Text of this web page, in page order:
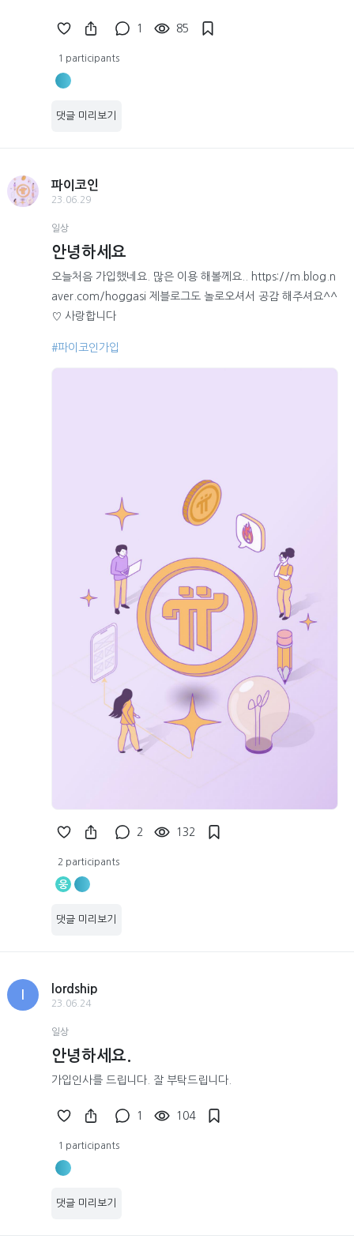
1 85
1 participants
댓글 미리보기
파이코인
23.06.29
일상
안녕하세요
오늘처음 가입했네요. 많은 이용 해볼께요.. https://m.blog.n
aver.com/hoggasi 제블로그도 놀로오셔서 공감 해주셔요^^
♡ 사랑합니다
#파이코인가입
2 132
2 participants
웅
댓글 미리보기
lordship
23.06.24
일상
안녕하세요.
가입인사를 드립니다. 잘 부탁드립니다.
1 104
1 participants
댓글 미리보기